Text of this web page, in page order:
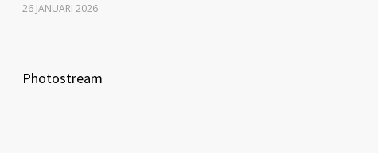
26 JANUARI 2026
Photostream